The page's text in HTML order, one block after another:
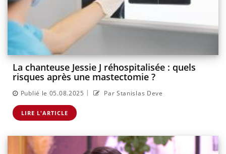
La chanteuse Jessie J réhospitalisée : quels
risques après une mastectomie ?
Publié le 05.08.2025 | Par Stanislas Deve
LIRE L'ARTICLE